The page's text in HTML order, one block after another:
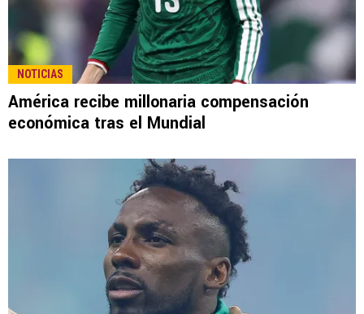
LEE TAMBIÉN